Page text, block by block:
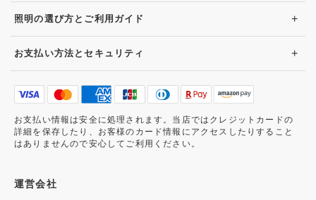
照明の選び方とご利用ガイド +
お支払い方法とセキュリティ +
お支払い情報は安全に処理されます。当店ではクレジットカードの
詳細を保存したり、お客様のカード情報にアクセスしたりすること
はありませんので安心してご利用ください。
運営会社